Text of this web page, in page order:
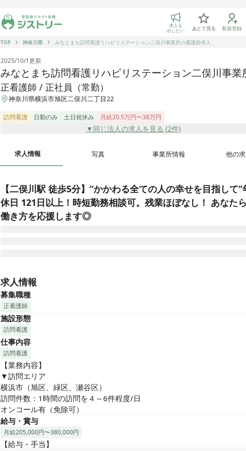
ジストリー 看護師の転職マッチング
求人を
出したい あとで見る 新規登録
TOP
神奈川県 みなとまち訪問看護リハビリステーション二俣川事業所の看護師求人
2025/10/1更新
みなとまち訪問看護リハビリステーション二俣川事業
正看護師 / 正社員（常勤）
神奈川県横浜市旭区二俣川二丁目22
訪問看護 日勤のみ 土日祝休み 月給20.5万円〜38万円
▼同じ法人の求人を見る (2件)
求人情報 写真 事業所情報 他の求
【二俣川駅 徒歩5分】“かかわる全ての人の幸せを目指して‘’
休日 121日以上！時短勤務相談可。残業ほぼなし！ あなた
働き方を応援します◎
小さなお子様がいらっしゃる方も活躍中です。
訪問看護未経験可。OJTはもちろん、先輩スタッフが丁寧に指導致します
各事業所には管理者以外に所⾧がスタンバイ。
困ったことがあってもすぐに相談できる環境で、安心して業務に従事い
ます。
そして何よりアットホームな風通しのよい雰囲気が自慢です。
求人情報
募集職種
正看護師
施設形態
訪問看護
仕事内容
訪問看護
【業務内容】
▼訪問エリア
横浜市（旭区、緑区、瀬谷区）
訪問件数：1時間の訪問を４～6件程度/日
オンコール有（免除可）
給与・賞与
月給205,000円〜380,000円
【給与・手当】